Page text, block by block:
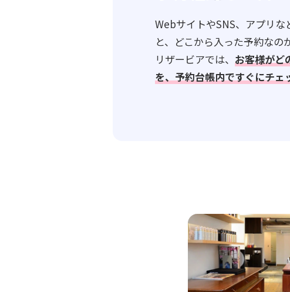
WebサイトやSNS、アプリな
と、どこから入った予約なの
リザービアでは、 お客様がど
を、予約台帳内ですぐにチェ